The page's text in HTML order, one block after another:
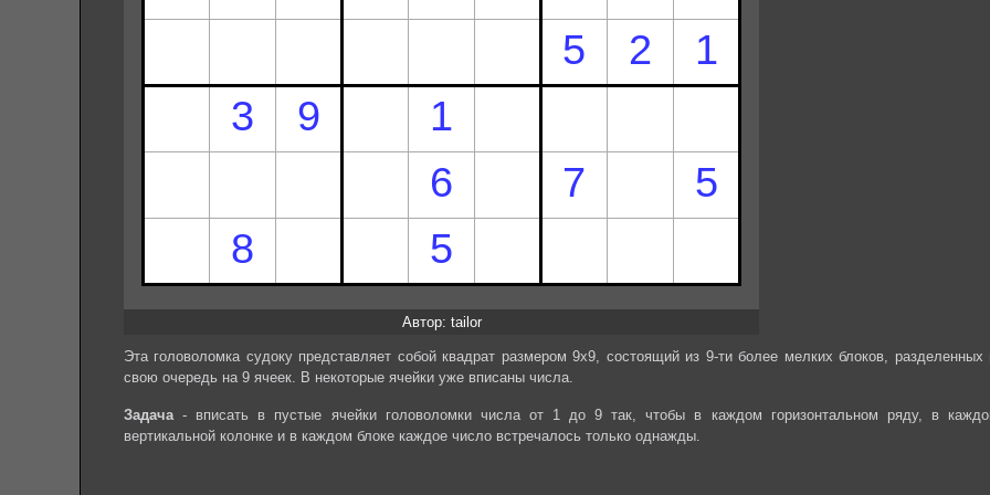
Автор: tailor
Эта головоломка судоку представляет собой квадрат размером 9х9, состоящий из 9-ти более мелких блоков, разделенных
свою очередь на 9 ячеек. В некоторые ячейки уже вписаны числа.
Задача- вписать в пустые ячейки головоломки числа от 1 до 9 так, чтобы в каждом горизонтальном ряду, в
вертикальной колонке и в каждом блоке каждое число встречалось только однажды.